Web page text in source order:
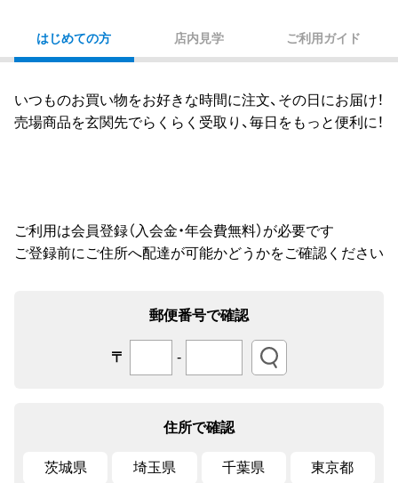
はじめての方 店内見学 ご利用ガイド
いつものお買い物をお好きな時間に注文、その日にお届け！
売場商品を玄関先でらくらく受取り、毎日をもっと便利に！
ご利用は会員登録（入会金・年会費無料）が必要です
ご登録前にご住所へ配達が可能かどうかをご確認ください
郵便番号で確認
〒 -
住所で確認
茨城県 埼玉県 千葉県 東京都